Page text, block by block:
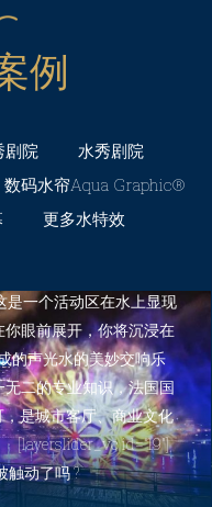
例
剧院
水秀剧院
数码水帘Aqua Graphic®️
更多水特效
的浮动平台上进行。 各
直喷、摇摆喷头以及熔
浮动平台上进行。 幻彩
RGBW Aquapro LED水
和更丰富的色彩选择。
500瓦RGBW Aquapro
的白色和更丰富的色彩
这是一个活动区在水上显
你眼前展开，你将沉浸
的声光水的美妙交响乐
是一个活动区在水上显现
眼前展开，你将沉浸在
的声光水的美妙交响乐
二的专业知识，法国国
是城市客厅、商业文化
[layerslider_vc id=”19″]
触动了吗 ?
南水秀灯光
的菲尔德南举办水秀灯
能聚集超过5,000名观
厚联系，并一直与居民
水秀自1983年以来为村
水秀始终坚持水秀内容
非洲致敬：这段历程记
年获得迪士尼工作室的
曲电影相结合的水秀。
内容的创新：2013年向
程记录了这位杰出的阿
作室的授权后，我们打造
秀。 同时，在菲尔德南
其他艺术家和歌手的机
的表演。 因此，著名的
斯特拉斯堡青年管弦乐队